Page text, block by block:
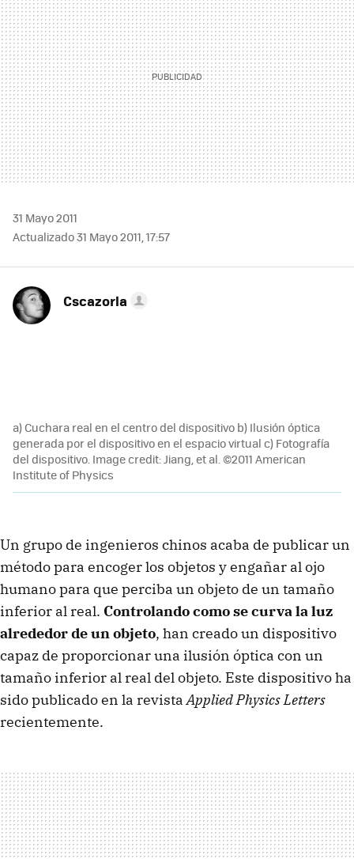
31 Mayo 2011
Actualizado 31 Mayo 2011, 17:57
Cscazorla
a) Cuchara real en el centro del dispositivo b) Ilusión óptica
generada por el dispositivo en el espacio virtual c) Fotografía
del dispositivo. Image credit: Jiang, et al. ©2011 American
Institute of Physics
Un grupo de ingenieros chinos acaba de publicar un
método para encoger los objetos y engañar al ojo
humano para que perciba un objeto de un tamaño
inferior al real. Controlando como se curva la luz
alrededor de un objeto, han creado un dispositivo
capaz de proporcionar una ilusión óptica con un
tamaño inferior al real del objeto. Este dispositivo ha
sido publicado en la revistaApplied Physics Letters
recientemente.